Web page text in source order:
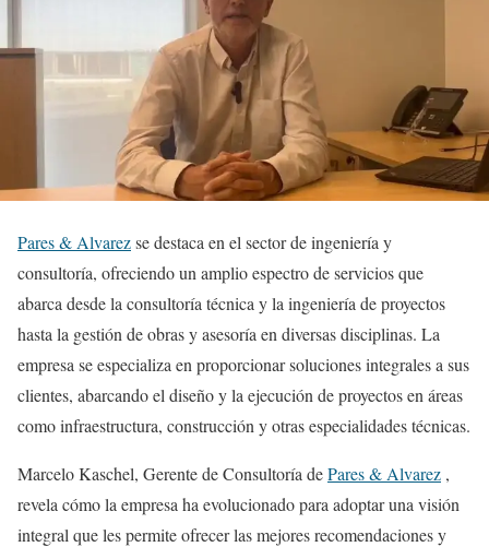
Pares & Alvarezse destaca en el sector de ingeniería y
consultoría, ofreciendo un amplio espectro de servicios que
abarca desde la consultoría técnica y la ingeniería de proyectos
hasta la gestión de obras y asesoría en diversas disciplinas. La
empresa se especializa en proporcionar soluciones integrales a sus
clientes, abarcando el diseño y la ejecución de proyectos en áreas
como infraestructura, construcción y otras especialidades técnicas.
Marcelo Kaschel, Gerente de Consultoría dePares & Alvarez ,
revela cómo la empresa ha evolucionado para adoptar una visión
integral que les permite ofrecer las mejores recomendaciones y